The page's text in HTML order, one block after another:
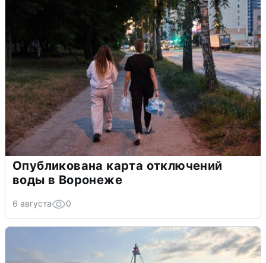
Опубликована карта отключений
воды в Воронеже
6 августа 0